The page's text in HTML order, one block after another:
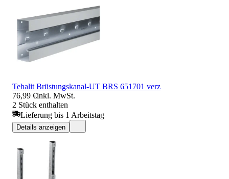
Tehalit Brüstungskanal-UT BRS 651701 verz
76,99 €inkl. MwSt.
2 Stück enthalten
Lieferung bis 1 Arbeitstag
Details anzeigen